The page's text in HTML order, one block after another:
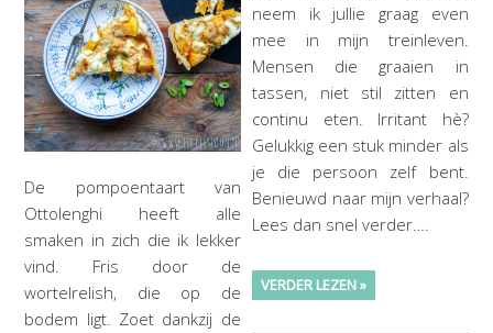
De pompoentaart van
Ottolenghi heeft alle
smaken in zich die ik lekker
vind. Fris door de
wortelrelish, die op de
bodem ligt. Zoet dankzij de
neem ik jullie graag even
mee in mijn treinleven.
Mensen die graaien in
tassen, niet stil zitten en
continu eten. Irritant hè?
Gelukkig een stuk minder als
je die persoon zelf bent.
Benieuwd naar mijn verhaal?
Lees dan snel verder….
VERDER LEZEN »